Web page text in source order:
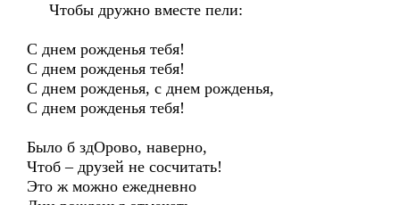
Чтобы дружно вместе пели:
С днем рожденья тебя!
С днем рожденья тебя!
С днем рожденья, с днем рожденья,
С днем рожденья тебя!
Было б здОрово, наверно,
Чтоб – друзей не сосчитать!
Это ж можно ежедневно